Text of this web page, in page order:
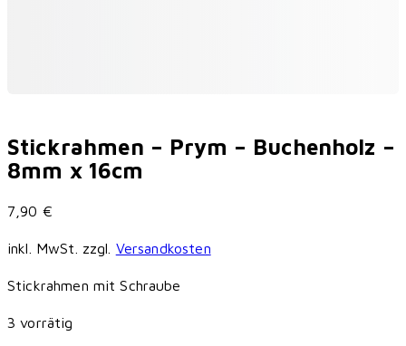
Stickrahmen – Prym – Buchenholz –
8mm x 16cm
7,90 €
inkl. MwSt. zzgl. Versandkosten
Stickrahmen mit Schraube
3 vorrätig